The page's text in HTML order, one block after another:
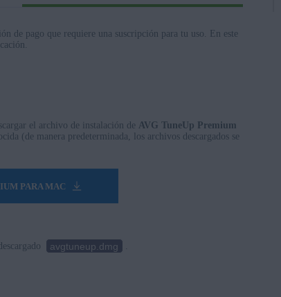
bits
Professional/Enterprise/Ultimate - Service Pack 1, 32
de pago que requiere una suscripción para tu uso. En este
el archivo de instalación de AVG TuneUp Premium
(de manera predeterminada, los archivos descargados se
PARA MAC
avgtuneup.dmg .